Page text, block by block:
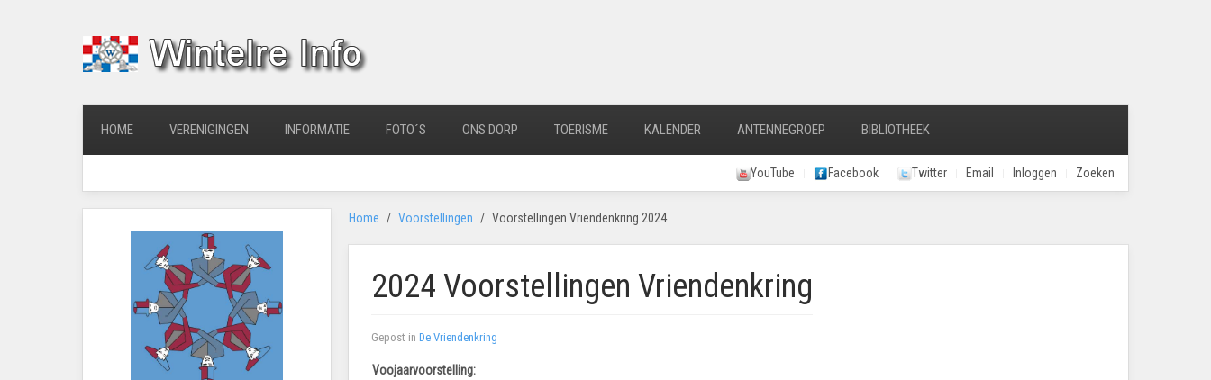
HOME VERENIGINGEN INFORMATIE FOTO´S ONS DORP TOERISME KALENDER ANTENNEGROEP BIBLIOTHEEK
YouTube Facebook Twitter Email Inloggen Zoeken
Home Voorstellingen Voorstellingen Vriendenkring 2024
2024 Voorstellingen Vriendenkring
Gepost in De Vriendenkring
Voojaarvoorstelling: